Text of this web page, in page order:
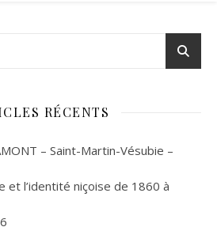
RÉCENTS
– Saint-Martin-Vésubie –
et l’identité niçoise de 1860 à